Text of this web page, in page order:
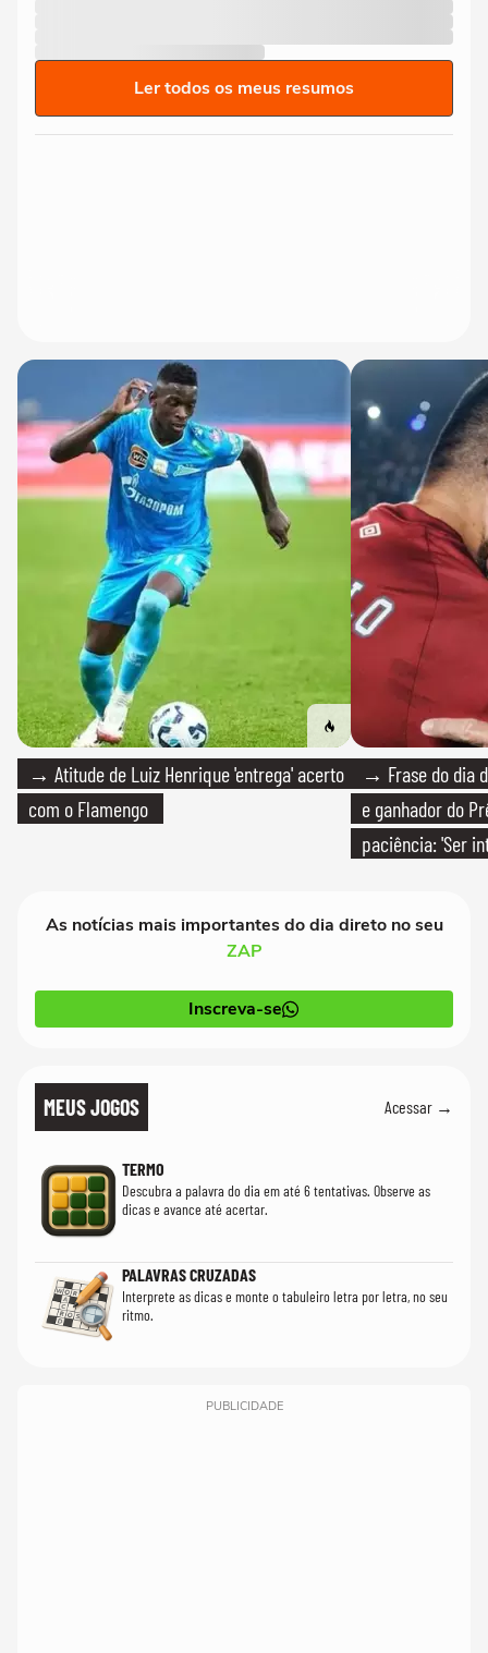
Ler todos os meus resumos
→ Atitude de Luiz Henrique 'entrega' acerto
com o Flamengo
→ Frase do dia
e ganhador do
paciência: 'Ser
As notícias mais importantes do dia direto no seu
ZAP
Inscreva-se
MEUS JOGOS Acessar →
TERMO
Descubra a palavra do dia em até 6 tentativas. Observe as
dicas e avance até acertar.
PALAVRAS CRUZADAS
Interprete as dicas e monte o tabuleiro letra por letra, no seu
ritmo.
PUBLICIDADE